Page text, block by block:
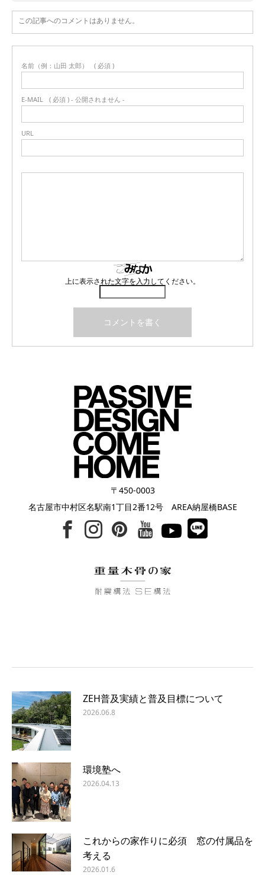
この記事へのコメントはありません。
名前（例：山田 太郎） ( 必須 )
E-MAIL ( 必須 ) - 公開されません -
URL
上に表示された文字を入力してください。
〒450-0003
名古屋市中村区名駅南1丁目2番12号 AREA納屋橋BASE
ZEH普及実績と普及目標について
2026.06.8
環境塾へ
2026.04.13
これからの家作りに必須 窓の付属品を
考える
2026.01.6